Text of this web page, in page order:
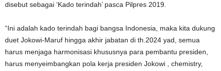
disebut sebagai ‘Kado terindah’ pasca Pilpres 2019.
“Ini adalah kado terindah bagi bangsa Indonesia, maka kita dukung
duet Jokowi-Maruf hingga akhir jabatan di th.2024 yad, semua
harus menjaga harmonisasi khususnya para pembantu presiden,
harus menyeimbangkan pola kerja presiden Jokowi , chemistry,